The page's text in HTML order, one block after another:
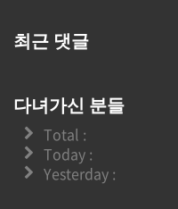
최근 댓글
다녀가신 분들
Total :
Today :
Yesterday :